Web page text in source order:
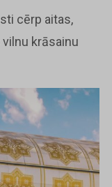
cērp aitas,
krāsainu